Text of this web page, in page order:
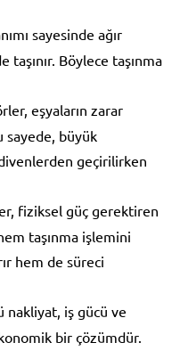
sayesinde ağır
taşınır. Böylece taşınma
eşyaların zarar
sayede, büyük
geçirilirken
fiziksel güç gerektiren
taşınma işlemini
hem de süreci
nakliyat, iş gücü ve
bir çözümdür.